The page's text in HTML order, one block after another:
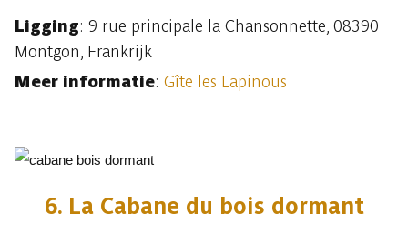
Ligging: 9 rue principale la Chansonnette, 08390
Montgon, Frankrijk
Meer informatie: Gîte les Lapinous
6. La Cabane du bois dormant